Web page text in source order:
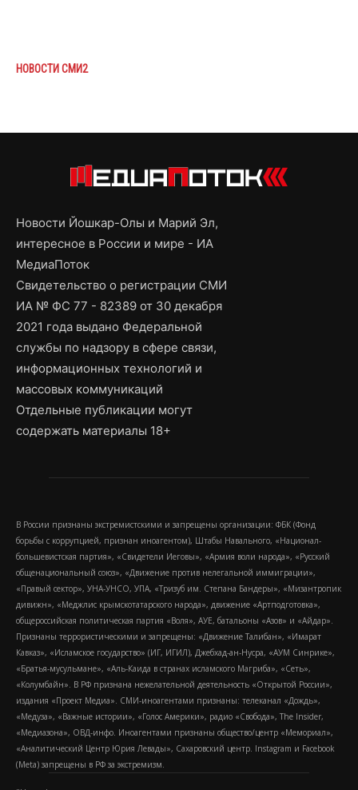
НОВОСТИ СМИ2
Новости Йошкар-Олы и Марий Эл,
интересное в России и мире - ИА
МедиаПоток
Свидетельство о регистрации СМИ
ИА № ФС 77 - 82389 от 30 декабря
2021 года выдано Федеральной
службы по надзору в сфере связи,
информационных технологий и
массовых коммуникаций
Отдельные публикации могут
содержать материалы 18+
В России признаны экстремистскими и запрещены организации: ФБК (Фонд
борьбы с коррупцией, признан иноагентом), Штабы Навального, «Национал-
большевистская партия», «Свидетели Иеговы», «Армия воли народа», «Русский
общенациональный союз», «Движение против нелегальной иммиграции»,
«Правый сектор», УНА-УНСО, УПА, «Тризуб им. Степана Бандеры», «Мизантропик
дивижн», «Меджлис крымскотатарского народа», движение «Артподготовка»,
общероссийская политическая партия «Воля», АУЕ, батальоны «Азов» и «Айдар».
Признаны террористическими и запрещены: «Движение Талибан», «Имарат
Кавказ», «Исламское государство» (ИГ, ИГИЛ), Джебхад-ан-Нусра, «АУМ Синрике»,
«Братья-мусульмане», «Аль-Каида в странах исламского Магриба», «Сеть»,
«Колумбайн». В РФ признана нежелательной деятельность «Открытой России»,
издания «Проект Медиа». СМИ-иноагентами признаны: телеканал «Дождь»,
«Медуза», «Важные истории», «Голос Америки», радио «Свобода», The Insider,
«Медиазона», ОВД-инфо. Иноагентами признаны общество/центр «Мемориал»,
«Аналитический Центр Юрия Левады», Сахаровский центр. Instagram и Facebook
(Metа) запрещены в РФ за экстремизм.